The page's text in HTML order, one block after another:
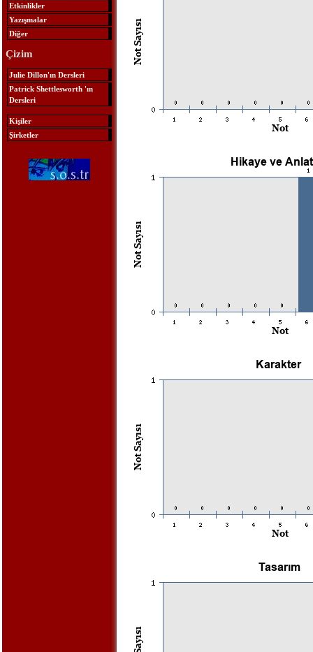
Etkinlikler
Yazışmalar
Diğer
Çizim
Julie Dillon'ın Dersleri
Patrick Shettlesworth 'ın
Dersleri
Kişiler
Şirketler